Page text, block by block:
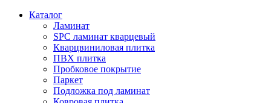
Каталог
Ламинат
SPC ламинат кварцевый
Кварцвиниловая плитка
ПВХ плитка
Пробковое покрытие
Паркет
Подложка под ламинат